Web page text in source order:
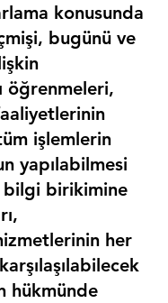
konusunda
bugünü ve
öğrenmeleri,
işlemlerin
yapılabilmesi
bilgi birikimine
her
hükmünde